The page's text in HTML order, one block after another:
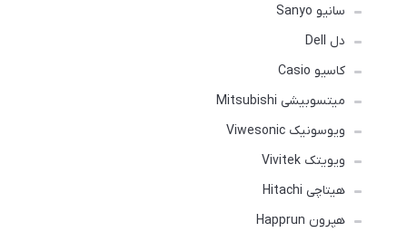
سانیو Sanyo
دل Dell
کاسیو Casio
میتسوبیشی Mitsubishi
ویوسونیک Viwesonic
ویویتک Vivitek
هیتاچی Hitachi
هپرون Happrun